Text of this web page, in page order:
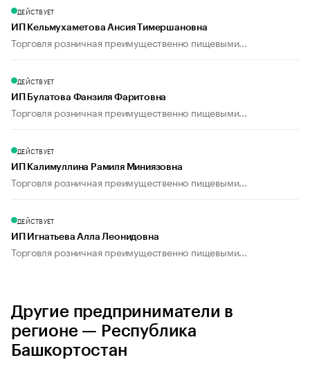
ДЕЙСТВУЕТ
ИП Кельмухаметова Ансия Тимершановна
Торговля розничная преимущественно пищевыми...
ДЕЙСТВУЕТ
ИП Булатова Фанзиля Фаритовна
Торговля розничная преимущественно пищевыми...
ДЕЙСТВУЕТ
ИП Калимуллина Рамиля Миниязовна
Торговля розничная преимущественно пищевыми...
ДЕЙСТВУЕТ
ИП Игнатьева Алла Леонидовна
Торговля розничная преимущественно пищевыми...
Другие предприниматели в
регионе — Республика
Башкортостан